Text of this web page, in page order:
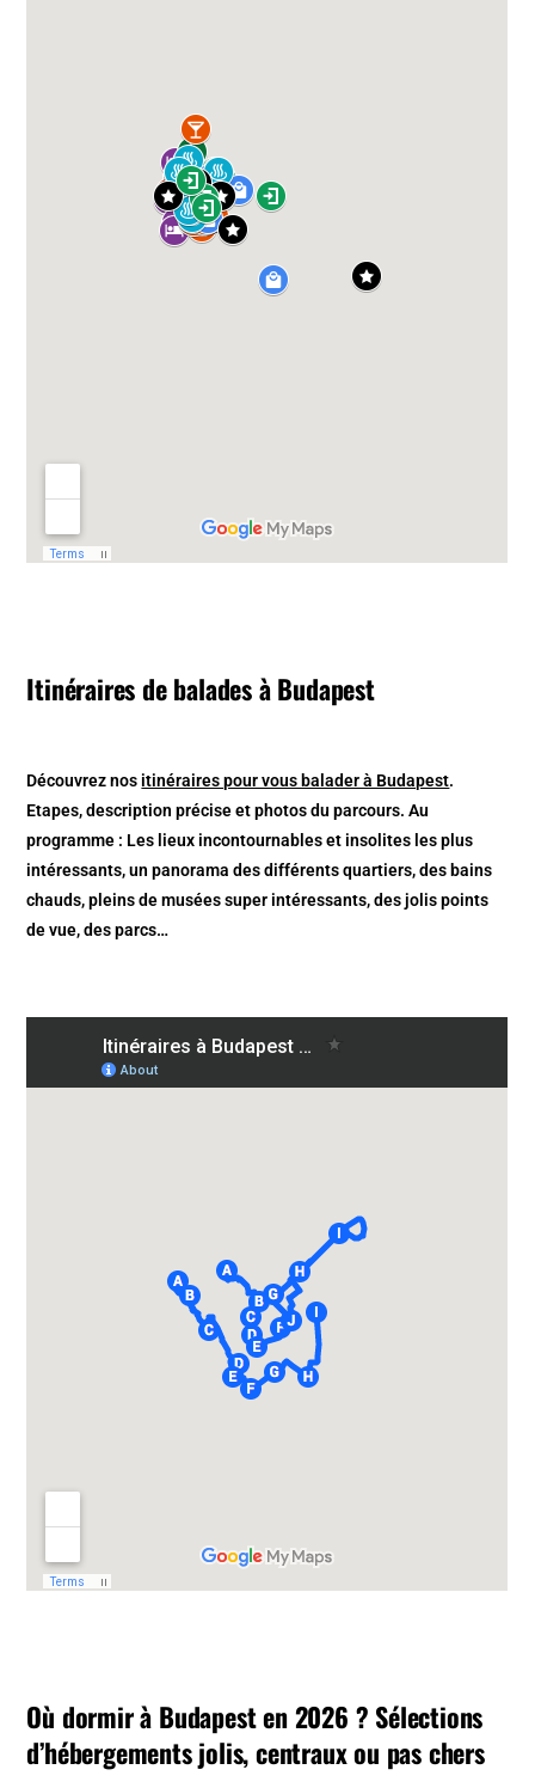
Itinéraires de balades à Budapest
Découvrez nos itinéraires pour vous balader à Budapest.
Etapes, description précise et photos du parcours. Au
programme : Les lieux incontournables et insolites les plus
intéressants, un panorama des différents quartiers, des bains
chauds, pleins de musées super intéressants, des jolis points
de vue, des parcs…
Où dormir à Budapest en 2026 ? Sélections
d’hébergements jolis, centraux ou pas chers